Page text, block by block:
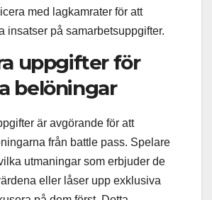
med lagkamrater för att
insatser på samarbetsuppgifter.
uppgifter för
belöningar
är avgörande för att
från battle pass. Spelare
utmaningar som erbjuder de
eller låser upp exklusiva